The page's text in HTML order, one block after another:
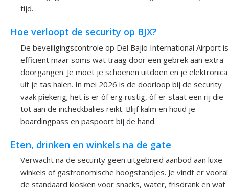
tijd.
Hoe verloopt de security op BJX?
De beveiligingscontrole op Del Bajío International Airport is
efficiënt maar soms wat traag door een gebrek aan extra
doorgangen. Je moet je schoenen uitdoen en je elektronica
uit je tas halen. In mei 2026 is de doorloop bij de security
vaak piekerig; het is er óf erg rustig, óf er staat een rij die
tot aan de incheckbalies reikt. Blijf kalm en houd je
boardingpass en paspoort bij de hand.
Eten, drinken en winkels na de gate
Verwacht na de security geen uitgebreid aanbod aan luxe
winkels of gastronomische hoogstandjes. Je vindt er vooral
de standaard kiosken voor snacks, water, frisdrank en wat